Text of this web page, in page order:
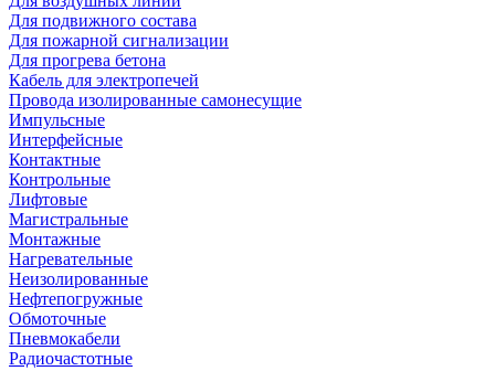
Для подвижного состава
Для пожарной сигнализации
Для прогрева бетона
Кабель для электропечей
Провода изолированные самонесущие
Импульсные
Интерфейсные
Контактные
Контрольные
Лифтовые
Магистральные
Монтажные
Нагревательные
Неизолированные
Нефтепогружные
Обмоточные
Пневмокабели
Радиочастотные